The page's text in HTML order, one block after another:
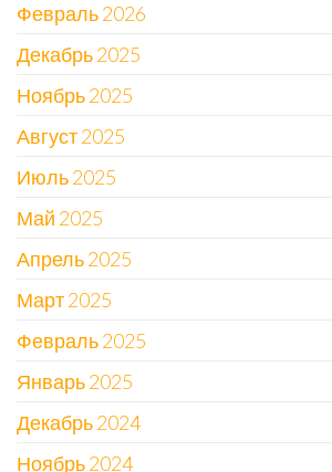
Февраль 2026
Декабрь 2025
Ноябрь 2025
Август 2025
Июль 2025
Май 2025
Апрель 2025
Март 2025
Февраль 2025
Январь 2025
Декабрь 2024
Ноябрь 2024